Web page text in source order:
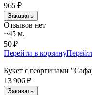
965 ₽
Заказать
Отзывов нет
~45 м.
50 ₽
Перейти в корзину
Букет с георгинами
13 906 ₽
Заказать